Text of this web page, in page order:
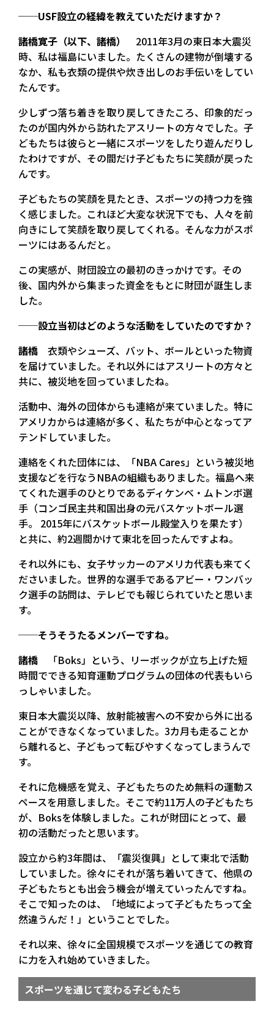
──USF設立の経緯を教えていただけますか？
諸橋寛子（以下、諸橋）
2011年3月の東日本大震災
時、私は福島にいました。たくさんの建物が倒壊する
なか、私も衣類の提供や炊き出しのお手伝いをしてい
たんです。
少しずつ落ち着きを取り戻してきたころ、印象的だっ
たのが国内外から訪れたアスリートの方々でした。子
どもたちは彼らと一緒にスポーツをしたり遊んだりし
たわけですが、その間だけ子どもたちに笑顔が戻った
んです。
子どもたちの笑顔を見たとき、スポーツの持つ力を強
く感じました。これほど大変な状況下でも、人々を前
向きにして笑顔を取り戻してくれる。そんな力がスポ
ーツにはあるんだと。
この実感が、財団設立の最初のきっかけです。その
後、国内外から集まった資金をもとに財団が誕生しま
した。
──設立当初はどのような活動をしていたのですか？
諸橋 衣類やシューズ、バット、ボールといった物資
を届けていました。それ以外にはアスリートの方々と
共に、被災地を回っていましたね。
活動中、海外の団体からも連絡が来ていました。特に
アメリカからは連絡が多く、私たちが中心となってア
テンドしていました。
連絡をくれた団体には、「NBA Cares」という被災地
支援などを行なうNBAの組織もありました。福島へ来
てくれた選手のひとりであるディケンベ・ムトンボ選
手（コンゴ民主共和国出身の元バスケットボール選
手。 2015年にバスケットボール殿堂入りを果たす）
と共に、約2週間かけて東北を回ったんですよね。
それ以外にも、女子サッカーのアメリカ代表も来てく
ださいました。世界的な選手であるアビー・ワンバッ
ク選手の訪問は、テレビでも報じられていたと思いま
す。
──そうそうたるメンバーですね。
諸橋 「Boks」という、リーボックが立ち上げた短
時間でできる知育運動プログラムの団体の代表もいら
っしゃいました。
東日本大震災以降、放射能被害への不安から外に出る
ことができなくなっていました。3カ月も走ることか
ら離れると、子どもって転びやすくなってしまうんで
す。
それに危機感を覚え、子どもたちのため無料の運動ス
ペースを用意しました。そこで約11万人の子どもたち
が、Boksを体験しました。これが財団にとって、最
初の活動だったと思います。
設立から約3年間は、「震災復興」として東北で活動
していました。徐々にそれが落ち着いてきて、他県の
子どもたちとも出会う機会が増えていったんですね。
そこで知ったのは、「地域によって子どもたちって全
然違うんだ！」ということでした。
それ以来、徐々に全国規模でスポーツを通じての教育
に力を入れ始めていきました。
スポーツを通じて変わる子どもたち